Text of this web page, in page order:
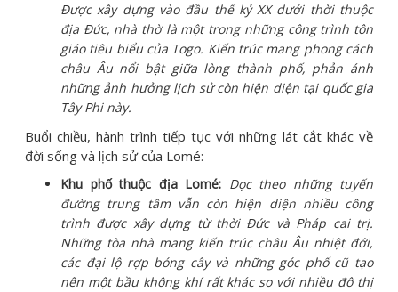
Được xây dựng vào đầu thế kỷ XX dưới thời thuộc
địa Đức, nhà thờ là một trong những công trình tôn
giáo tiêu biểu của Togo. Kiến trúc mang phong cách
châu Âu nổi bật giữa lòng thành phố, phản ánh
những ảnh hưởng lịch sử còn hiện diện tại quốc gia
Tây Phi này.
Buổi chiều, hành trình tiếp tục với những lát cắt khác về
đời sống và lịch sử của Lomé:
Khu phố thuộc địa Lomé: Dọc theo những tuyến
đường trung tâm vẫn còn hiện diện nhiều công
trình được xây dựng từ thời Đức và Pháp cai trị.
Những tòa nhà mang kiến trúc châu Âu nhiệt đới,
các đại lộ rợp bóng cây và những góc phố cũ tạo
nên một bầu không khí rất khác so với nhiều đô thị